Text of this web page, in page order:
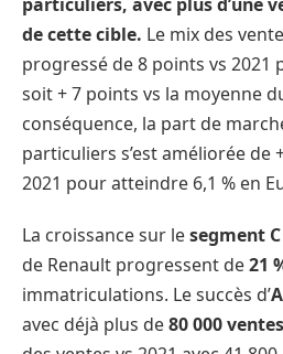
de cette cible. Le mix des
progressé de 8 points vs 2021
soit + 7 points vs la moyenne
conséquence, la part de
particuliers s’est améliorée de
2021 pour atteindre 6,1 % en
La croissance sur lesegment C
de Renault progressent de21
immatriculations. Le succès d’
avec déjà plus de80 000 ventes